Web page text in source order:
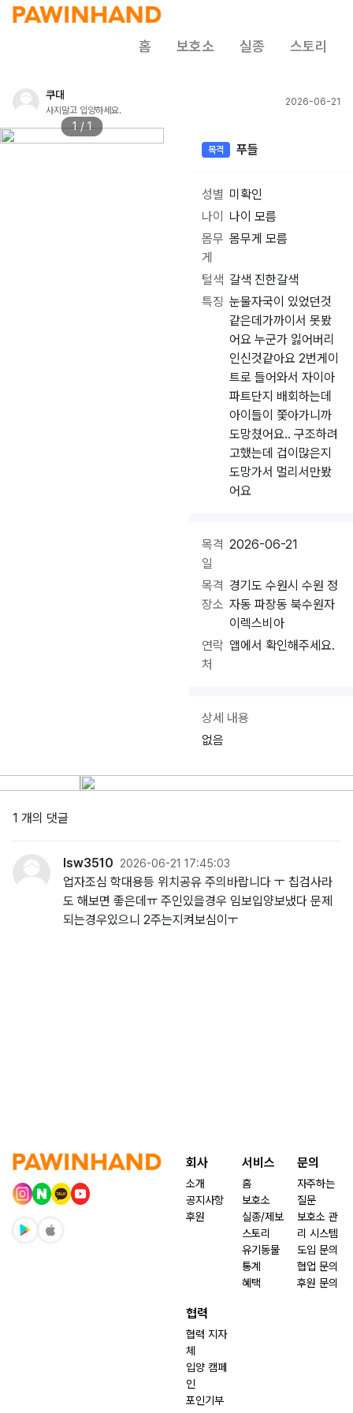
홈 보호소 실종 스토리
쿠대
사지말고 입양하세요.
2026-06-21
1 / 1
목격 푸들
성별 미확인
나이
나이 모름
몸무
게
몸무게 모름
털색 갈색 진한갈색
특징 눈물자국이 있었던것
같은데가까이서 못봤
어요 누군가 잃어버리
인신것같아요 2번게이
트로 들어와서 자이아
파트단지 배회하는데
아이들이 쫓아가니까
도망쳤어요.. 구조하려
고했는데 겁이많은지
도망가서 멀리서만봤
어요
목격
일
2026-06-21
목격
장소
경기도 수원시 수원 정
자동 파장동 북수원자
이렉스비아
연락
처
앱에서 확인해주세요.
상세 내용
없음
1 개의 댓글
lsw3510 2026-06-21 17:45:03
업자조심 학대용등 위치공유 주의바랍니다 ㅜ 칩검사라
도 해보면 좋은데ㅠ 주인있을경우 임보입양보냈다 문제
되는경우있으니 2주는지켜보심이ㅜ
회사
소개
공지사항
후원
서비스
홈
보호소
실종/제보
스토리
유기동물
통계
혜택
문의
자주하는
질문
보호소 관
리 시스템
도입 문의
협업 문의
후원 문의
협력
협력 지자
체
입양 캠페
인
포인기부